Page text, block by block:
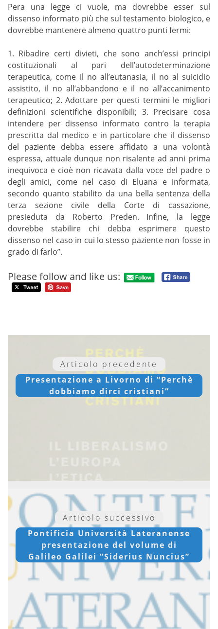
Pera una legge ci vuole, ma dovrebbe esser sul
dissenso informato più che sul testamento biologico, e
dovrebbe mantenere almeno quattro punti fermi:
1. Ribadire certi divieti, che sono anch’essi principi
costituzionali al pari dell’autodeterminazione
terapeutica, come il no all’eutanasia, il no al suicidio
assistito, il no all’abbandono e il no all’accanimento
terapeutico; 2. Adottare per questi termini le migliori
definizioni scientifiche disponibili; 3. Precisare cosa
intendere per dissenso informato contro la terapia
prescritta dal medico e in particolare che il dissenso
del paziente debba essere affidato a una volontà
espressa, attuale dunque non risalente ad anni prima
inequivoca e cioè non ricavata dalla voce del padre o
degli amici, come nel caso di Eluana e informata,
secondo quanto stabilito da una bella sentenza della
terza sezione civile della Corte di cassazione,
presieduta da Roberto Preden. Infine, la legge
dovrebbe stabilire chi debba esprimere questo
dissenso nel caso in cui lo stesso paziente non fosse in
grado di farlo”.
Please follow and like us:
Articolo precedente
Presentazione a Livorno di “Perchè
dobbiamo dirci cristiani”
Articolo successivo
Pontificia Università Lateranense
presentazione del volume di
Galileo Galilei “Siderius Nuncius”